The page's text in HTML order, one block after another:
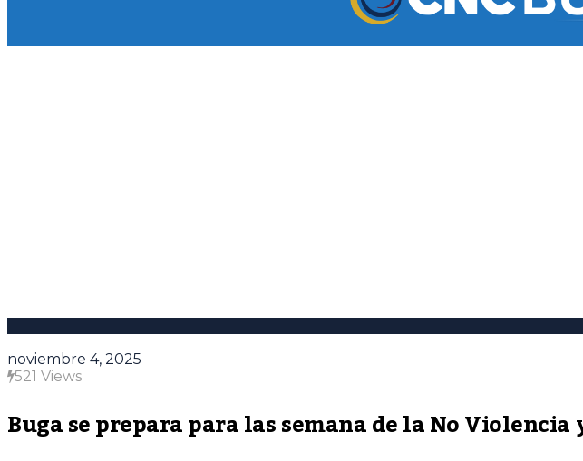
noviembre 4, 2025
521 Views
Buga se prepara para las semana de la No